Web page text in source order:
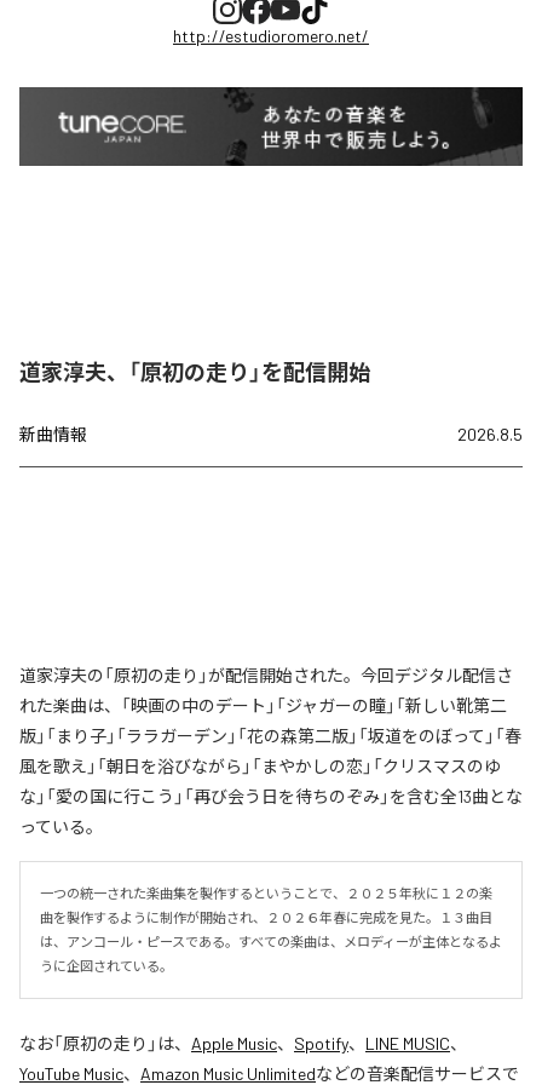
http://estudioromero.net/
道家淳夫、「原初の走り」を配信開始
新曲情報 2026.8.5
道家淳夫の「原初の走り」が配信開始された。今回デジタル配信さ
れた楽曲は、「映画の中のデート」「ジャガーの瞳」「新しい靴第二
版」「まり子」「ララガーデン」「花の森第二版」「坂道をのぼって」「春
風を歌え」「朝日を浴びながら」「まやかしの恋」「クリスマスのゆ
な」「愛の国に行こう」「再び会う日を待ちのぞみ」を含む全13曲とな
っている。
一つの統一された楽曲集を製作するということで、２０２５年秋に１２の楽
曲を製作するように制作が開始され、２０２６年春に完成を見た。１３曲目
は、アンコール・ピースである。すべての楽曲は、メロディーが主体となるよ
うに企図されている。
なお「原初の走り 」は、 Apple Music、 Spotify、 LINE MUSIC、
YouTube Music、 Amazon Music Unlimitedなどの音楽配信サービスで